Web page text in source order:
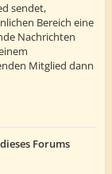
sendet,
Bereich eine
Nachrichten
Mitglied dann
Forums